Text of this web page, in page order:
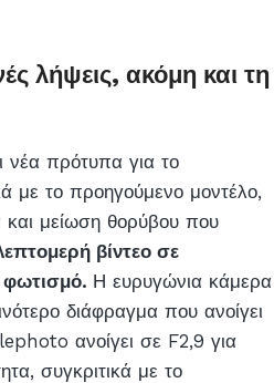
λήψεις, ακόμη και τη
νέα πρότυπα για το
με το προηγούμενο μοντέλο,
και μείωση θορύβου που
βίντεο σε
φωτισμό. Η ευρυγώνια κάμερα
διάφραγμα που ανοίγει
ανοίγει σε F2,9 για
συγκριτικά με το